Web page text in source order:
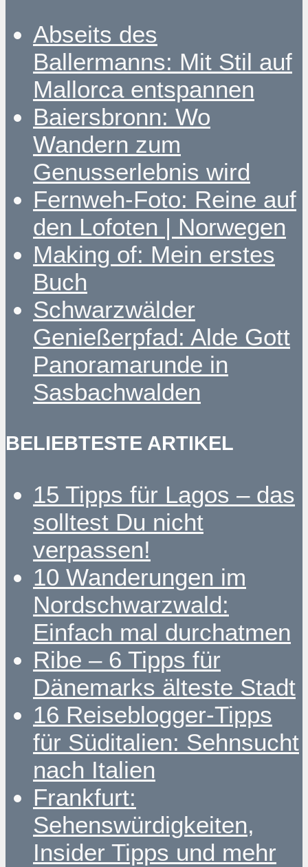
Abseits des
Ballermanns: Mit Stil auf
Mallorca entspannen
Baiersbronn: Wo
Wandern zum
Genusserlebnis wird
Fernweh-Foto: Reine auf
den Lofoten | Norwegen
Making of: Mein erstes
Buch
Schwarzwälder
Genießerpfad: Alde Gott
Panoramarunde in
Sasbachwalden
BELIEBTESTE ARTIKEL
15 Tipps für Lagos – das
solltest Du nicht
verpassen!
10 Wanderungen im
Nordschwarzwald:
Einfach mal durchatmen
Ribe – 6 Tipps für
Dänemarks älteste Stadt
16 Reiseblogger-Tipps
für Süditalien: Sehnsucht
nach Italien
Frankfurt:
Sehenswürdigkeiten,
Insider Tipps und mehr